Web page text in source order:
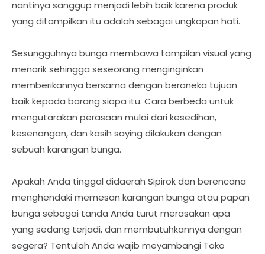
nantinya sanggup menjadi lebih baik karena produk
yang ditampilkan itu adalah sebagai ungkapan hati.
Sesungguhnya bunga membawa tampilan visual yang
menarik sehingga seseorang menginginkan
memberikannya bersama dengan beraneka tujuan
baik kepada barang siapa itu. Cara berbeda untuk
mengutarakan perasaan mulai dari kesedihan,
kesenangan, dan kasih saying dilakukan dengan
sebuah karangan bunga.
Apakah Anda tinggal didaerah Sipirok dan berencana
menghendaki memesan karangan bunga atau papan
bunga sebagai tanda Anda turut merasakan apa
yang sedang terjadi, dan membutuhkannya dengan
segera? Tentulah Anda wajib meyambangi Toko